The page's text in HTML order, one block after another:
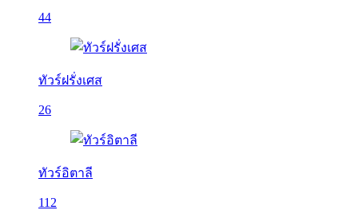
44
ทัวร์ฝรั่งเศส
26
ทัวร์อิตาลี
112